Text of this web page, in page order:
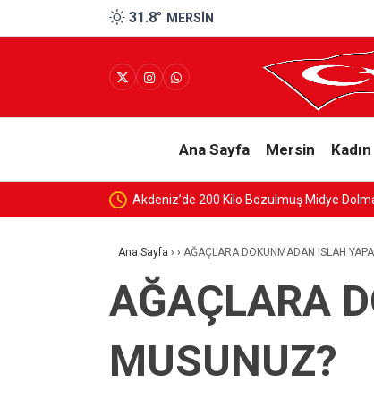
31.8° MERSIN
Ana Sayfa Mersin Kadın
Akdeniz’de 200 Kilo Bozulmuş Midye
Ana Sayfa › › AĞAÇLARA DOKUNMADAN ISLAH
AĞAÇLARA
MUSUNUZ?